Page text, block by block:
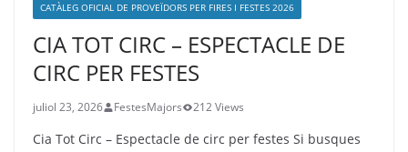
CATÀLEG OFICIAL DE PROVEÏDORS PER FIRES I FESTES 2026
CIA TOT CIRC – ESPECTACLE DE
CIRC PER FESTES
juliol 23, 2026 FestesMajors 212 Views
Cia Tot Circ – Espectacle de circ per festes Si busques